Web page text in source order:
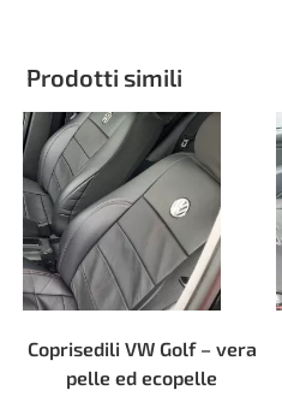
Prodotti simili
Coprisedili VW Golf – vera
pelle ed ecopelle